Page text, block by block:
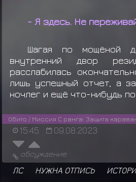
- Я здесь. Не
Шагая по мощёной
внутренний двор
расслабилась
лишь успешный отчет, а
ночлег и ещё что-нибудь
Обито / Миссия С ранга: Защита
15:45 09.08.2023
обсуждение
ЛС НУЖНА ОТПИСЬ